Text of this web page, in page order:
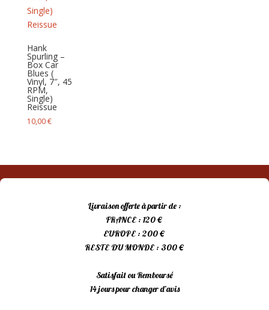
Hank
Spurling –
Box Car
Blues (
Vinyl, 7″, 45
RPM,
Single)
Reissue
10,00€
Livraison offerte à partir de :
FRANCE : 120 €
EUROPE : 200 €
RESTE DU MONDE : 300 €
Satisfait ou Remboursé
14 jours pour changer d’avis